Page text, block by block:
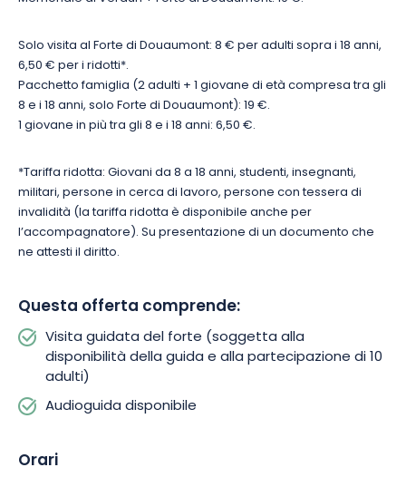
Solo visita al Forte di Douaumont: 8 € per adulti sopra i 18 anni,
6,50 € per i ridotti*.
Pacchetto famiglia (2 adulti + 1 giovane di età compresa tra gli
8 e i 18 anni, solo Forte di Douaumont): 19 €.
1 giovane in più tra gli 8 e i 18 anni: 6,50 €.
*Tariffa ridotta: Giovani da 8 a 18 anni, studenti, insegnanti,
militari, persone in cerca di lavoro, persone con tessera di
invalidità (la tariffa ridotta è disponibile anche per
l’accompagnatore). Su presentazione di un documento che
ne attesti il diritto.
Questa offerta comprende:
Visita guidata del forte (soggetta alla
disponibilità della guida e alla partecipazione di 10
adulti)
Audioguida disponibile
Orari